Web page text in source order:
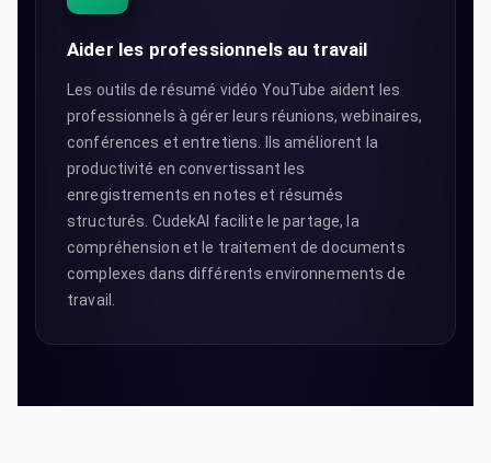
Aider les professionnels au travail
Les outils de résumé vidéo YouTube aident les
professionnels à gérer leurs réunions, webinaires,
conférences et entretiens. Ils améliorent la
productivité en convertissant les
enregistrements en notes et résumés
structurés. CudekAI facilite le partage, la
compréhension et le traitement de documents
complexes dans différents environnements de
travail.